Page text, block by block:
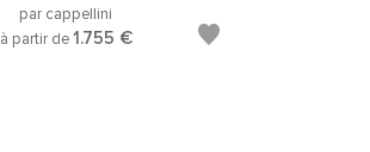
par cappellini
à partir de 1.755 €